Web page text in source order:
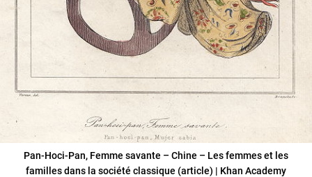
Pan-Hoci-Pan, Femme savante – Chine – Les femmes et les
familles dans la société classique (article) | Khan Academy